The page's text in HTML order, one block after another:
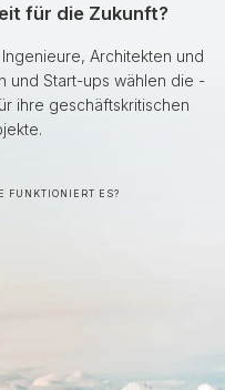
für die Zukunft?
Architekten und
und Start-ups wählen die -
ihre geschäftskritischen
FUNKTIONIERT ES?